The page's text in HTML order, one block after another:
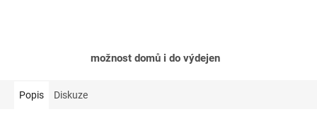
možnost domů i do výdejen
Popis Diskuze